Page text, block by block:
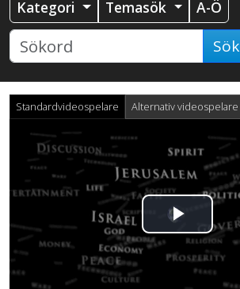
Kategori Temasök A-Ö
Sök
Standardvideospelare Alternativ videospelare
Spela
upp